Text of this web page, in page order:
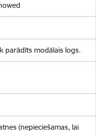
parādīts modālais logs.
(nepieciešamas, lai